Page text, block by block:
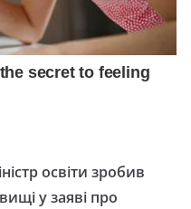
освіти зробив
у заяві про